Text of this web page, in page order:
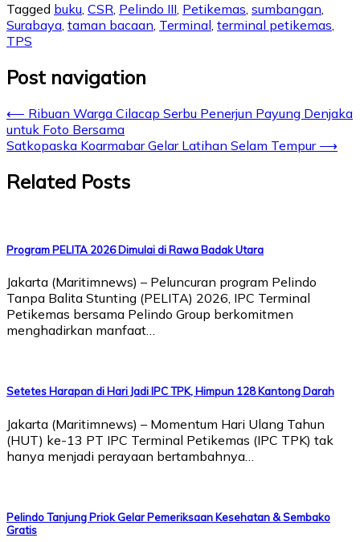
Tagged buku, CSR, Pelindo III, Petikemas, sumbangan,
Surabaya, taman bacaan, Terminal, terminal petikemas,
TPS
Post navigation
⟵ Ribuan Warga Cilacap Serbu Penerjun Payung Denjaka
untuk Foto Bersama
Satkopaska Koarmabar Gelar Latihan Selam Tempur ⟶
Related Posts
Program PELITA 2026 Dimulai di Rawa Badak Utara
Jakarta (Maritimnews) – Peluncuran program Pelindo
Tanpa Balita Stunting (PELITA) 2026, IPC Terminal
Petikemas bersama Pelindo Group berkomitmen
menghadirkan manfaat…
Setetes Harapan di Hari Jadi IPC TPK, Himpun 128 Kantong Darah
Jakarta (Maritimnews) – Momentum Hari Ulang Tahun
(HUT) ke-13 PT IPC Terminal Petikemas (IPC TPK) tak
hanya menjadi perayaan bertambahnya…
Pelindo Tanjung Priok Gelar Pemeriksaan Kesehatan & Sembako
Gratis